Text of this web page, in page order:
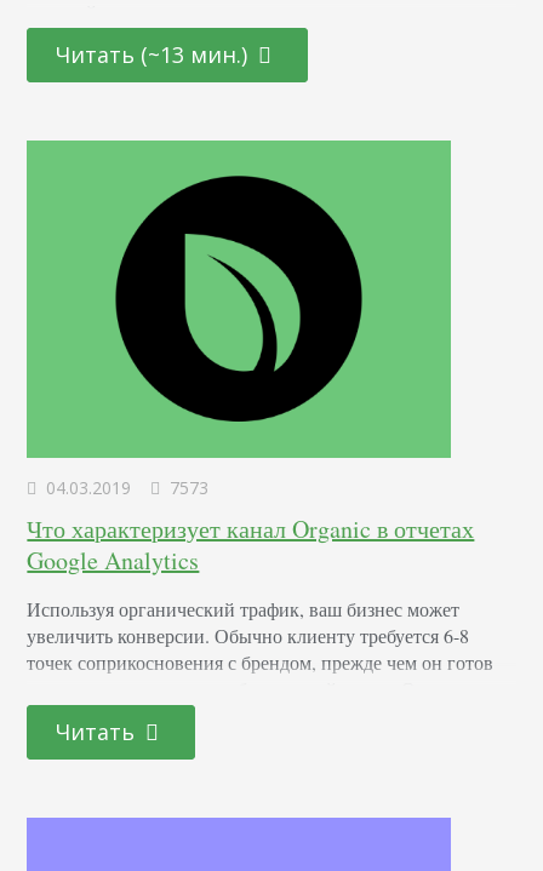
товар перед покупкой. От впечатления, которое
произведет карточка товара на человека, зависят его
карточке…
Читать (~13 мин.)
04.03.2019 7573
Что характеризует канал Organic в отчетах
Google Analytics
Используя органический трафик, ваш бизнес может
увеличить конверсии. Обычно клиенту требуется 6-8
точек соприкосновения с брендом, прежде чем он готов
Органический трафик (ОТ) — это посетители,
приходящие через бесплатную выдачу поисковой
т.д. Канал — тип источника. Например, прямой…
Читать